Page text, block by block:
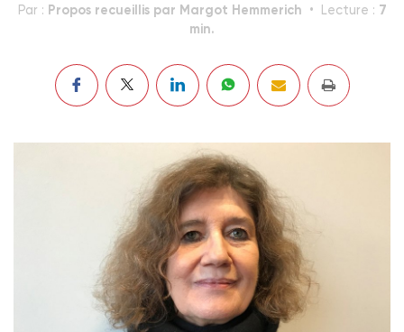
Par : Propos recueillis par Margot Hemmerich Lecture : 7
min.